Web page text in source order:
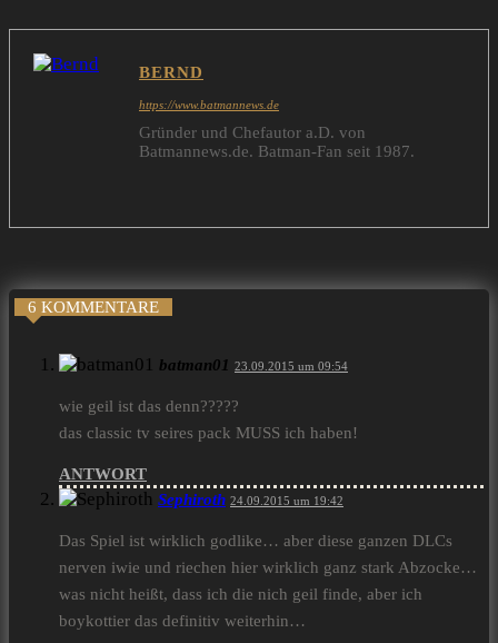
BERND
https://www.batmannews.de
Gründer und Chefautor a.D. von
Batmannews.de. Batman-Fan seit 1987.
6 KOMMENTARE
batman01 23.09.2015 um 09:54
wie geil ist das denn?????
das classic tv seires pack MUSS ich haben!
ANTWORT
Sephiroth 24.09.2015 um 19:42
Das Spiel ist wirklich godlike… aber diese ganzen DLCs
nerven iwie und riechen hier wirklich ganz stark Abzocke…
was nicht heißt, dass ich die nich geil finde, aber ich
boykottier das definitiv weiterhin…